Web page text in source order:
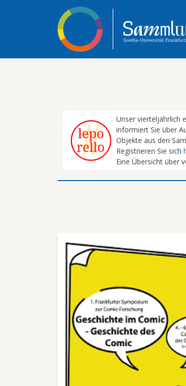
Unser vierteljährlich
informiert Sie über
Objekte aus den
Registrieren Sie sich
Eine Übersicht über